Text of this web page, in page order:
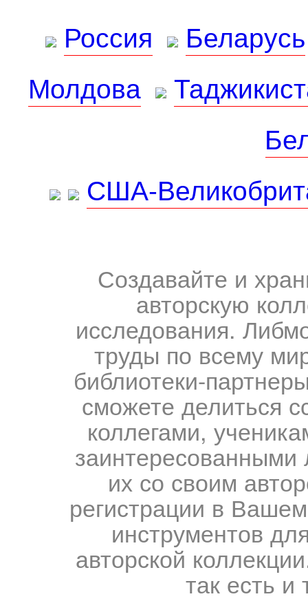
Россия
Беларусь
Молдова
США-
Создавайте и
авторскую
исследования.
труды по всему
библиотеки-
сможете делиться
коллегами,
их со своим
регистрации в
инструментов
авторской
так есть и